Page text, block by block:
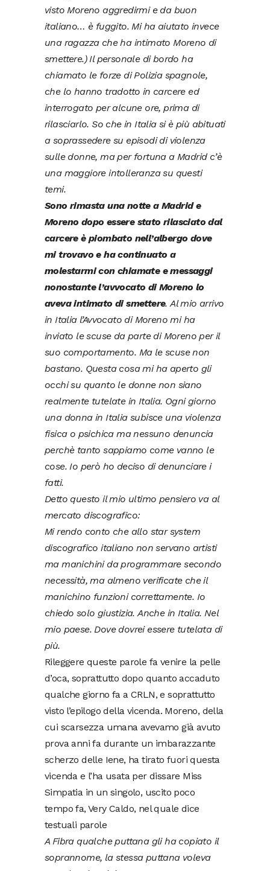
visto Moreno aggredirmi e da buon
italiano… è fuggito. Mi ha aiutato invece
una ragazza che ha intimato Moreno di
smettere.) Il personale di bordo ha
chiamato le forze di Polizia spagnole,
che lo hanno tradotto in carcere ed
interrogato per alcune ore, prima di
rilasciarlo.So che in Italia si è più abituati
a soprassedere su episodi di violenza
sulle donne, ma per fortuna a Madrid c’è
una maggiore intolleranza su questi
temi.
Sono rimasta una notte a Madrid e
Moreno dopo essere stato rilasciato dal
carcere è piombato nell’albergo dove
mi trovavo e ha continuato a
molestarmi con chiamate e messaggi
nonostante l’avvocato di Moreno lo
aveva intimato di smettere.Al mio arrivo
in Italia l’Avvocato di Moreno mi ha
inviato le scuse da parte di Moreno per il
suo comportamento. Ma le scuse non
bastano. Questa cosa mi ha aperto gli
occhi su quanto le donne non siano
realmente tutelate in Italia. Ogni giorno
una donna in Italia subisce una violenza
fisica o psichica ma nessuno denuncia
perchè tanto sappiamo come vanno le
cose. Io però ho deciso di denunciare i
fatti.
Detto questo il mio ultimo pensiero va al
mercato discografico:
Mi rendo conto che allo star system
discografico italiano non servano artisti
ma manichini da programmare secondo
necessità, ma almeno verificate che il
manichino funzioni correttamente. Io
chiedo solo giustizia.Anche in Italia. Nel
mio paese. Dove dovrei essere tutelata di
più.
Rileggere queste parole fa venire la pelle
d’oca, soprattutto dopo quanto accaduto
qualche giorno fa a CRLN, e soprattutto
visto l’epilogo della vicenda. Moreno, della
cui scarsezza umana avevamo già avuto
prova anni fa durante un imbarazzante
scherzo delle Iene, ha tirato fuori questa
vicenda e l’ha usata per dissare Miss
Simpatia in un singolo, uscito poco
tempo fa, Very Caldo, nel quale dice
testuali parole
A Fibra qualche puttana gli ha copiato il
soprannome, la stessa puttana voleva